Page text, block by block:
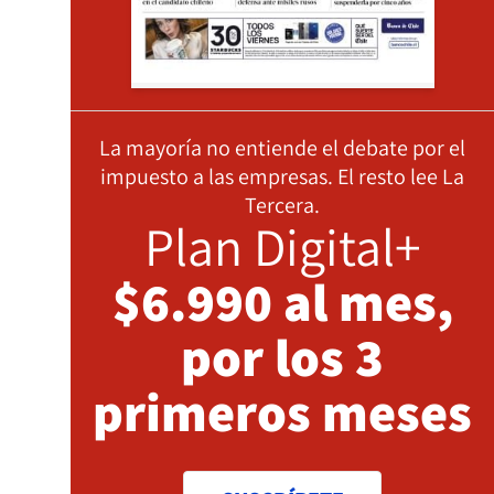
La mayoría no entiende el debate por el
impuesto a las empresas. El resto lee La
Tercera.
Plan Digital+
$6.990 al mes,
por los 3
primeros meses